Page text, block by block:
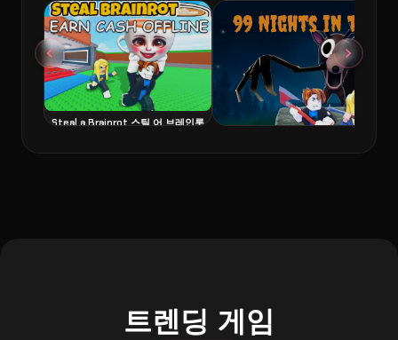
Steal a Brainrot 스틸 어 브레인롯
트렌딩 게임